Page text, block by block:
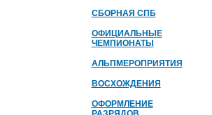
СБОРНАЯ СПБ
ОФИЦИАЛЬНЫЕ
ЧЕМПИОНАТЫ
АЛЬПМЕРОПРИЯТИЯ
ВОСХОЖДЕНИЯ
ОФОРМЛЕНИЕ